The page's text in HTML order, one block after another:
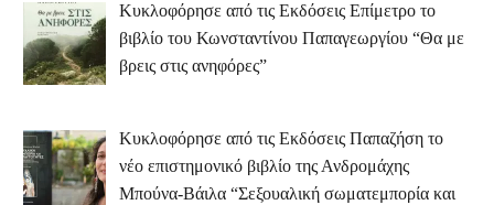
Κυκλοφόρησε από τις Εκδόσεις Επίμετρο το
βιβλίο του Κωνσταντίνου Παπαγεωργίου “Θα με
βρεις στις ανηφόρες”
Κυκλοφόρησε από τις Εκδόσεις Παπαζήση το
νέο επιστημονικό βιβλίο της Ανδρομάχης
Μπούνα-Βάιλα “Σεξουαλική σωματεμπορία και